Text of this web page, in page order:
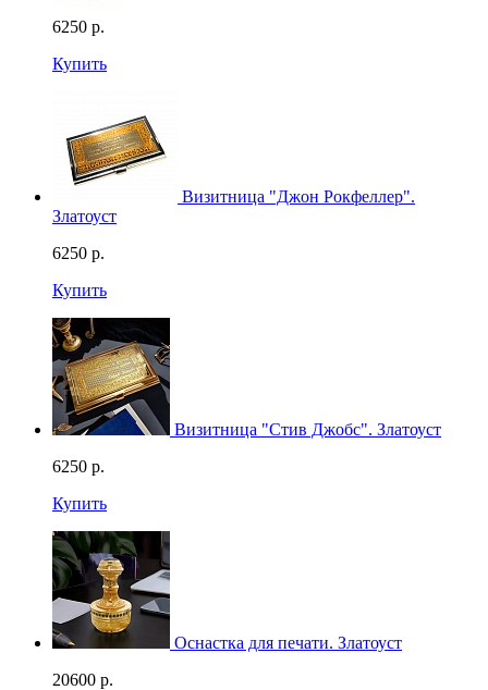
6250 р.
Купить
Визитница "Джон Рокфеллер".
Златоуст
6250 р.
Купить
Визитница "Стив Джобс". Златоуст
6250 р.
Купить
Оснастка для печати. Златоуст
20600 р.